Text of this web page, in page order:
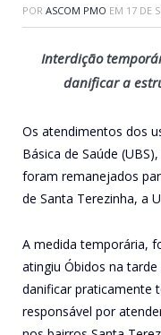
POR ASCOM PMO EM 17 DE
Interdição
danificar a
Os atendimentos dos
Básica de Saúde
foram remanejados
de Santa Terezinha, a
A medida temporária,
atingiu Óbidos na
danificar praticamente
responsável por